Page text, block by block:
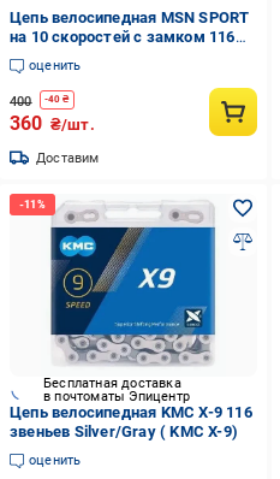
Цепь велосипедная MSN SPORT
на 10 скоростей с замком 116
звеньев (XZ-AFT-248)
оценить
400 -40 ₴
360 ₴/шт.
Доставим
Бесплатная доставка
в почтоматы Эпицентр
Цепь велосипедная KMC X-9 116
звеньев Silver/Gray ( KMC X-9)
оценить